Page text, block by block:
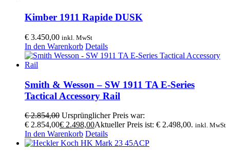
Kimber 1911 Rapide DUSK
€ 3.450,00 inkl. MwSt
In den Warenkorb Details
Smith & Wesson – SW 1911 TA E-Series
Tactical Accessory Rail
€2.854,00 Ursprünglicher Preis war:
€ 2.854,00€ 2.498,00Aktueller Preis ist: € 2.498,00. inkl. MwSt
In den Warenkorb Details